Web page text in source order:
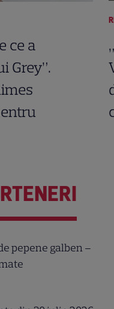
ce a
Grey”.
pepene galben –